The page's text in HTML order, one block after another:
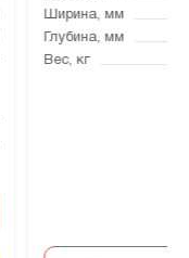
Ширина, мм
Глубина, мм
Вес, кг